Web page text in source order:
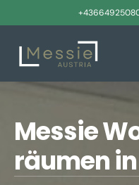
Messie
räumen